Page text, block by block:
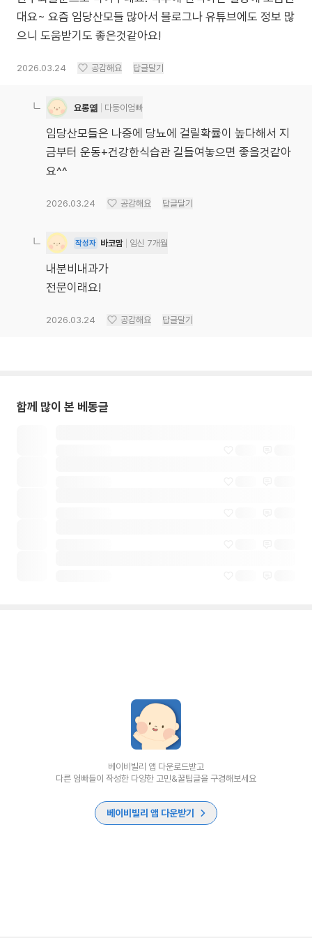
대요~ 요즘 임당산모들 많아서 블로그나 유튜브에도 정보 많
으니 도움받기도 좋은것같아요!
2026.03.24 공감해요 답글달기
요롱옒 다둥이엄빠
임당산모들은 나중에 당뇨에 걸릴확률이 높다해서 지
금부터 운동+건강한식습관 길들여놓으면 좋을것같아
요^^
2026.03.24 공감해요 답글달기
작성자 바코맘 임신 7개월
내분비내과가
전문이래요!
2026.03.24 공감해요 답글달기
함께 많이 본 베동글
베이비빌리 앱 다운로드받고
다른 엄빠들이 작성한 다양한 고민&꿀팁글을 구경해보세요
베이비빌리 앱 다운받기